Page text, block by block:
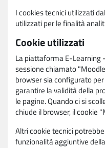
I cookies tecnici utilizzati
utilizzati per le finalità
Cookie utilizzati
La piattaforma E-Learning
sessione chiamato
browser sia configurato
garantire la validità della
le pagine. Quando ci si
chiude il browser, il cookie
Altri cookie tecnici
funzionalità aggiuntive